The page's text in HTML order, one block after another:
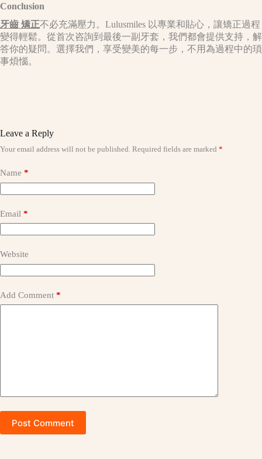
Conclusion
牙齒 矯正不必充滿壓力。Lulusmiles 以專業和貼心，讓矯正過程
變得輕鬆。從首次咨詢到最後一副牙套，我們都會提供支持，解
答你的疑問。選擇我們，享受變美的每一步，不用為過程中的瑣
事煩惱。
Leave a Reply
Your email address will not be published. Required fields are marked *
Name *
Email *
Website
Add Comment *
Post Comment
A
t
e
a
t
i
e
: